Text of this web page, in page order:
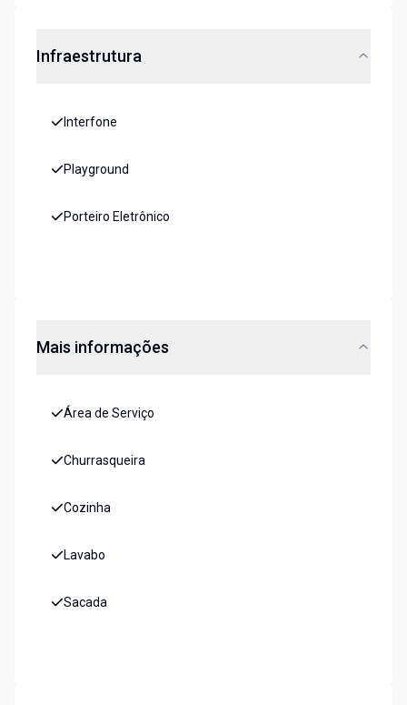
Infraestrutura
Interfone
Playground
Porteiro Eletrônico
Mais informações
Área de Serviço
Churrasqueira
Cozinha
Lavabo
Sacada